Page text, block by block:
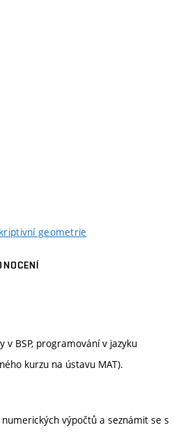
geometrie
v BSP, programování v jazyku
kurzu na ústavu MAT).
výpočtů a seznámit se s